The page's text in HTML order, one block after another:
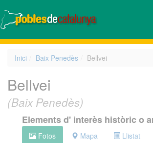
Inici Baix Penedès Bellvei
Bellvei
(Baix Penedès)
Elements d' interès històric o
Fotos Mapa Llistat